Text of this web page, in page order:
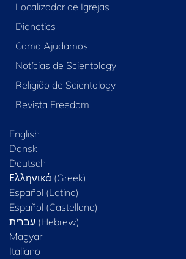
Localizador de Igrejas
Dianetics
Como Ajudamos
Notícias de Scientology
Religião de Scientology
Revista Freedom
English
Dansk
Deutsch
Ελληνικά (Greek)
Español (Latino)
Español (Castellano)
Magyar
Italiano